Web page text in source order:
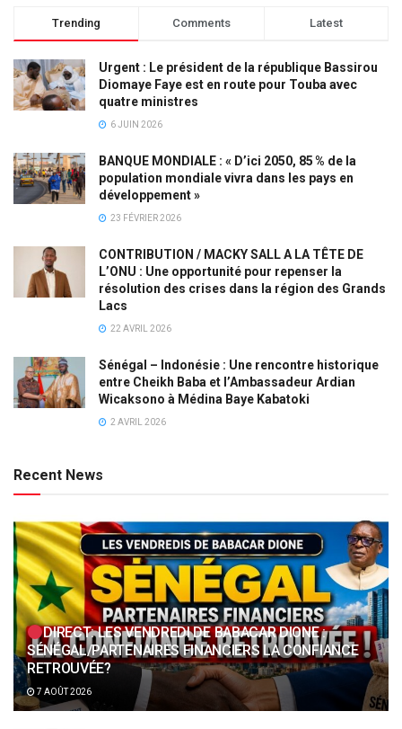
Trending Comments Latest
Urgent : Le président de la république Bassirou
Diomaye Faye est en route pour Touba avec
quatre ministres
6 JUIN 2026
BANQUE MONDIALE : « D’ici 2050, 85 % de la
population mondiale vivra dans les pays en
développement »
23 FÉVRIER 2026
CONTRIBUTION / MACKY SALL A LA TÊTE DE
L’ONU : Une opportunité pour repenser la
résolution des crises dans la région des Grands
Lacs
22 AVRIL 2026
Sénégal – Indonésie : Une rencontre historique
entre Cheikh Baba et l’Ambassadeur Ardian
Wicaksono à Médina Baye Kabatoki
2 AVRIL 2026
Recent News
DIRECT: LES VENDREDI DE BABACAR DIONE :
SÉNÉGAL/PARTENAIRES FINANCIERS LA CONFIANCE
RETROUVÉE?
7 AOÛT 2026